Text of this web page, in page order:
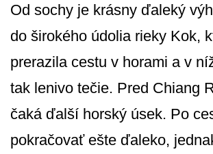
Od sochy je krásny ďaleký
do širokého údolia rieky Kok,
prerazila cestu v horami a v
tak lenivo tečie. Pred Chiang
čaká ďalší horský úsek. Po
pokračovať ešte ďaleko,